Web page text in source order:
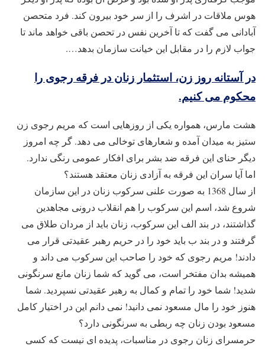
هوس ملاقات در اشرف را از سر خود بیرون کند. فرد متحصن
آبادانی می گفت که تا آخرین نفس در تحصن باقی خواهد ماند تا
جواب لازم را در مقابل این خیانت سازمان بدهد….
در آستانه روز زن، استثمار زنان در فرقه رجوی را
محکوم می کنیم.
هشت مارس، همواره یکی از روزهایی است که مریم رجوی زن
ستیز به میدان آمده و شعارهای توخالی می دهد. گر چه امروز
دیگر حنای این فرقه ضد بشر برای افکار عمومی رنگی ندارد.
اما آیا سران این فرقه به آزادی زنان معتقد هستند؟
از سال 1368 به صورت علنی سرکوب زنان در این سازمان
شروع شد، اسم این سرکوب را هم انقلاب درونی مجاهدین
گذاشتند، در بند الف این سرکوب، زنان باید از مردان طلاق می
گرفتند و در بند ب باید خود را در حریم رهبر عقیدتی قرار می
دادند! مریم رجوی که خود را صاحب این سرکوب می داند و
همیشه بدان مفتخر است، می گوید که شما زنان مانع سرنگونی
شدید! شما خود را تمام و کمال به رهبر عقیدتی نسپردید. شما
هنوز خود را مال مسعود نمی دانید! نمی دانم این در اختیار کامل
مسعود بودن زنان چه ربطی به سرنگونی دارد؟
حرمسرای زنان رجوی در مناسبات، پدیده ای نیست که کسی